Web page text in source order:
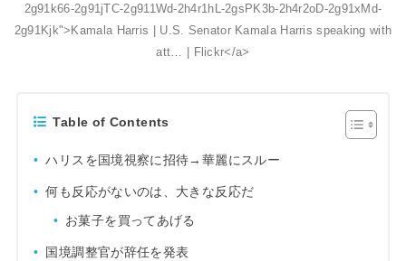
2g91k66-2g91jTC-2g911Wd-2h4r1hL-2gsPK3b-2h4r2oD-2g91xMd-
2g91Kjk">Kamala Harris | U.S. Senator Kamala Harris speaking with
att… | Flickr</a>
Table of Contents
ハリスを国境視察に招待→華麗にスルー
何も反応がないのは、大きな反応だ
お菓子を買ってあげる
国境調整官が辞任を発表